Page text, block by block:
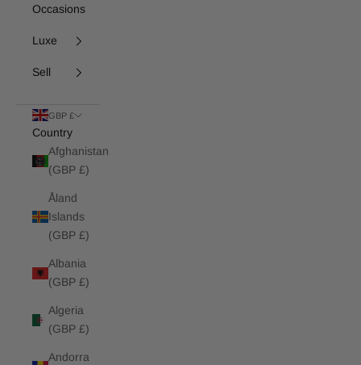
Occasions
Luxe
Sell
GBP £
Country
Afghanistan
(GBP £)
Åland
Islands
(GBP £)
Albania
(GBP £)
Algeria
(GBP £)
Andorra